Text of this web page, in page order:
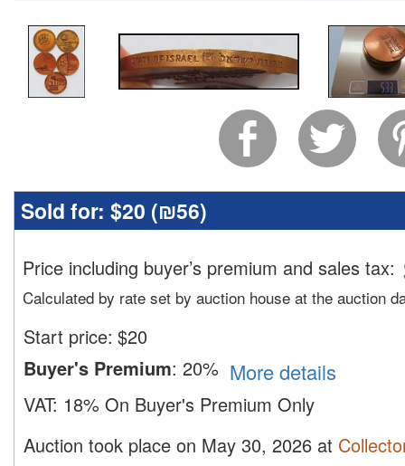
Sold for: $20 (₪56)
Price including buyer’s premium and sales tax:
Calculated by rate set by auction house at the auction
Start price: $20
Buyer's Premium: 20% More details
VAT: 18% On Buyer's Premium Only
Auction took place on May 30, 2026 at